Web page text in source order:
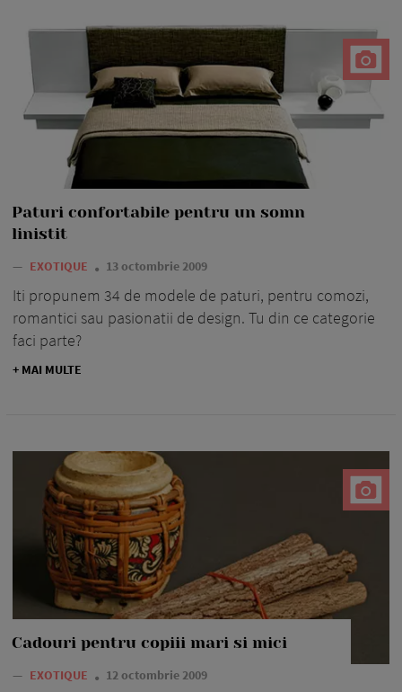
Paturi confortabile pentru un somn
linistit
— EXOTIQUE 13 octombrie 2009
Iti propunem 34 de modele de paturi, pentru comozi,
romantici sau pasionatii de design. Tu din ce categorie
faci parte?
+ MAI MULTE
Cadouri pentru copiii mari si mici
— EXOTIQUE 12 octombrie 2009